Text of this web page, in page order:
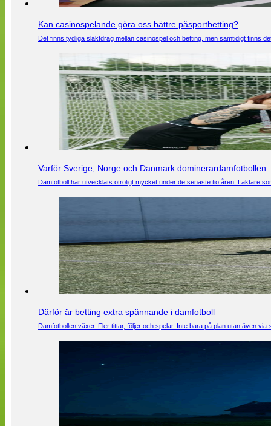
Kan casinospelande göra oss bättre påsportbetting?
Det finns tydliga släktdrag mellan casinospel och betting, men samtidigt finns
Varför Sverige, Norge och Danmark dominerardamfotbollen
Damfotboll har utvecklats otroligt mycket under de senaste tio åren. Läktare
Därför är betting extra spännande i damfotboll
Damfotbollen växer. Fler tittar, följer och spelar. Inte bara på plan utan även